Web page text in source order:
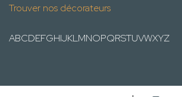
Trouver nos décorateurs
ABCDEFGHIJKLMNOPQRSTUVWXYZ